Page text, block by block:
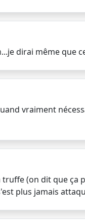
dirai même que
vraiment
(on dit que ça
plus jamais